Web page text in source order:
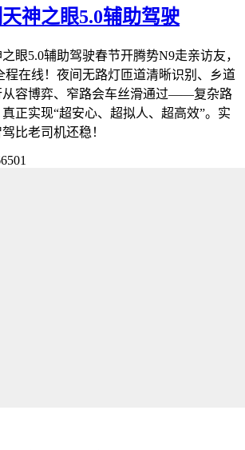
神之眼5.0辅助驾驶
眼5.0辅助驾驶春节开腾势N9走亲访友，
程在线！夜间无路灯匝道清晰识别、乡道
从容博弈、窄路会车丝滑通过——复杂路
正实现“超安心、超拟人、超高效”。实
比老司机还稳！